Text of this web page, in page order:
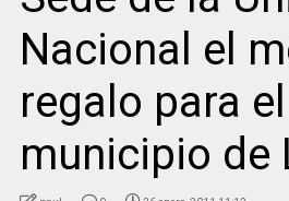
Nacional el
regalo para el
municipio de